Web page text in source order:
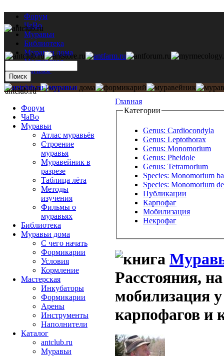
Форум
ЧаВо
Муравьи
Библиотека
Муравьи дома
Мастерская
Каталог
Главная
Категории
Genus: Cardiocondyla
Genus: Leptothorax
Genus: Monomorium
Genus: Pheidole
Genus: Tetramorium
Species: Monomorium
Species: Monomorium
Публикации
Карпофаг
Мобилизация
Некрофаг
Расстояния,
мобилизация
карпофагов и
antclub.ru
Форум
ЧаВо
Муравьи
Атлас муравьёв
Строение
муравья
Муравейник в
разрезе
Таблица лёта
Методы
изучения
Фильмы о
муравьях
Библиотека
Муравьи дома
С чего начать
Формикарии
Условия
Кормление
Мастерская
Инкубаторы
Формикарии
Арены
Инструменты
Наполнители
Каталог
antclub.ru
Муравьи